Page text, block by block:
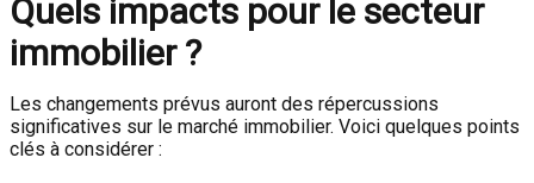
Quels impacts pour le secteur
immobilier ?
Les changements prévus auront des répercussions
significatives sur le marché immobilier. Voici quelques points
clés à considérer :